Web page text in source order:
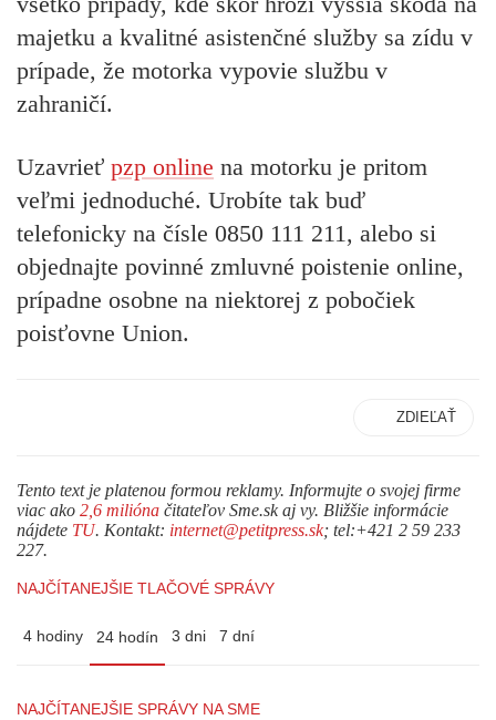
majetku a kvalitné asistenčné služby sa zídu v
prípade, že motorka vypovie službu v
zahraničí.
Uzavrieť pzp online na motorku je pritom
veľmi jednoduché. Urobíte tak buď
telefonicky na čísle 0850 111 211, alebo si
objednajte povinné zmluvné poistenie online,
prípadne osobne na niektorej z pobočiek
poisťovne Union.
ZDIEĽAŤ
Tento text je platenou formou reklamy. Informujte o svojej firme
viac ako 2,6 milióna čitateľov Sme.sk aj vy. Bližšie informácie
nájdete TU. Kontakt: internet@petitpress.sk; tel:+421 2 59 233
227.
NAJČÍTANEJŠIE TLAČOVÉ SPRÁVY
4 hodiny 24 hodín 3 dni 7 dní
NAJČÍTANEJŠIE SPRÁVY NA SME